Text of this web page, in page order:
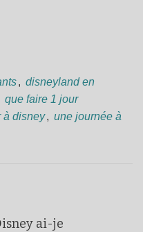
, disneyland en
que faire 1 jour
à disney, une journée à
ai-je